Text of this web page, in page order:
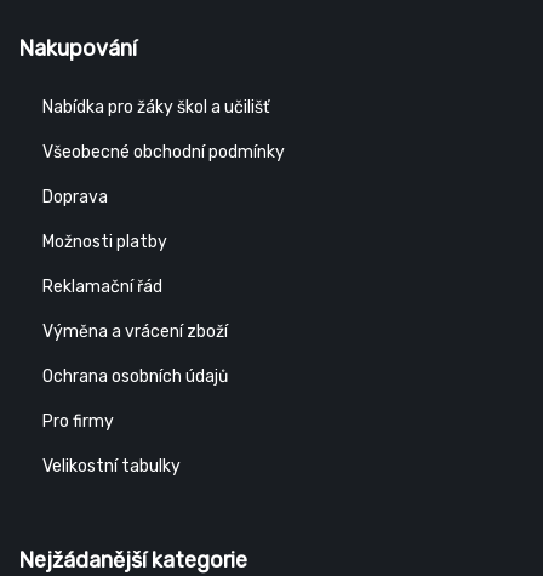
Nakupování
Nabídka pro žáky škol a učilišť
Všeobecné obchodní podmínky
Doprava
Možnosti platby
Reklamační řád
Výměna a vrácení zboží
Ochrana osobních údajů
Pro firmy
Velikostní tabulky
Nejžádanější kategorie